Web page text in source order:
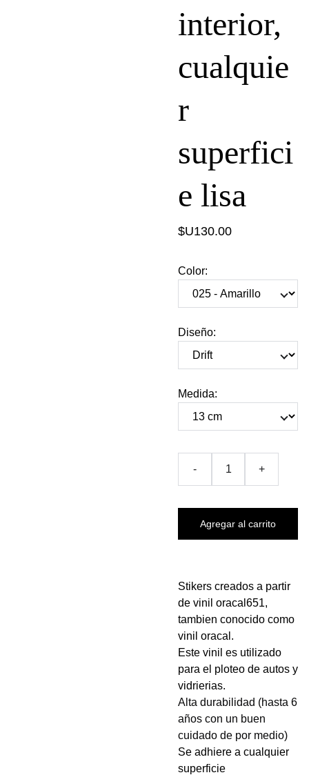
interior,
cualquie
r
superfici
e lisa
$U130.00
Color:
Diseño:
Medida:
- +
Agregar al carrito
Stikers creados a partir
de vinil oracal651,
tambien conocido como
vinil oracal.
Este vinil es utilizado
para el ploteo de autos y
vidrierias.
Alta durabilidad (hasta 6
años con un buen
cuidado de por medio)
Se adhiere a cualquier
superficie